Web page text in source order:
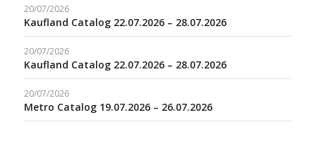
20/07/2026
Kaufland Catalog 22.07.2026 – 28.07.2026
20/07/2026
Kaufland Catalog 22.07.2026 – 28.07.2026
20/07/2026
Metro Catalog 19.07.2026 – 26.07.2026